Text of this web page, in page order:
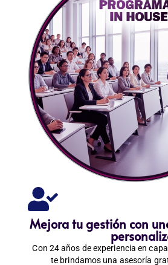
Mejora tu gestión con
Con 24 años de experiencia en
te brindamos una asesoría